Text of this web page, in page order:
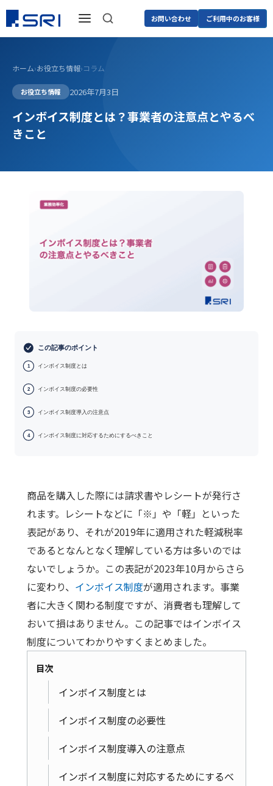
お問い合わせ ご利用中のお客様
ホーム›お役立ち情報›コラム
お役立ち情報 2026年7月3日
インボイス制度とは？事業者の注意点とやるべ
きこと
この記事のポイント
1 インボイス制度とは
2 インボイス制度の必要性
3 インボイス制度導入の注意点
4 インボイス制度に対応するためにするべきこと
商品を購入した際には請求書やレシートが発行さ
れます。レシートなどに「※」や「軽」といった
表記があり、それが2019年に適用された軽減税率
であるとなんとなく理解している方は多いのでは
ないでしょうか。この表記が2023年10月からさら
に変わり、 インボイス制度が適用されます。事業
者に大きく関わる制度ですが、消費者も理解して
おいて損はありません。この記事ではインボイス
制度についてわかりやすくまとめました。
目次
インボイス制度とは
インボイス制度の必要性
インボイス制度導入の注意点
インボイス制度に対応するためにするべ